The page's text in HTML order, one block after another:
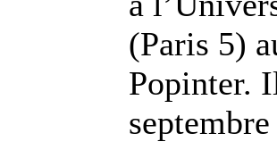
(Paris 5)
Popinter.